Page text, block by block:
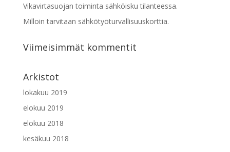
Vikavirtasuojan toiminta sähköisku tilanteessa.
Milloin tarvitaan sähkötyöturvallisuuskorttia.
Viimeisimmät kommentit
Arkistot
lokakuu 2019
elokuu 2019
elokuu 2018
kesäkuu 2018